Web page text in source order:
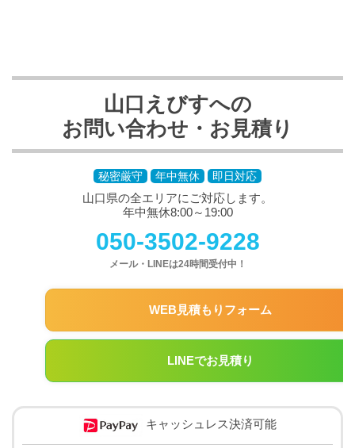
山口えびすへの
お問い合わせ・お見積り
秘密厳守 年中無休 即日対応
山口県の全エリアにご対応します。
年中無休8:00～19:00
050-3502-9228
メール・LINEは24時間受付中！
WEB見積もりフォーム
LINEでお見積り
キャッシュレス決済可能